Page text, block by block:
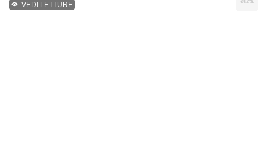
VEDI LETTURE